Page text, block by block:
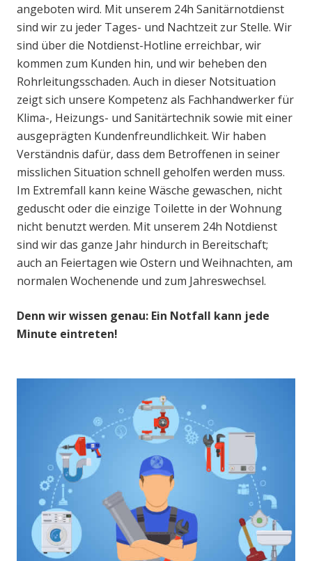
angeboten wird. Mit unserem 24h Sanitärnotdienst
sind wir zu jeder Tages- und Nachtzeit zur Stelle. Wir
sind über die Notdienst-Hotline erreichbar, wir
kommen zum Kunden hin, und wir beheben den
Rohrleitungsschaden. Auch in dieser Notsituation
zeigt sich unsere Kompetenz als Fachhandwerker für
Klima-, Heizungs- und Sanitärtechnik sowie mit einer
ausgeprägten Kundenfreundlichkeit. Wir haben
Verständnis dafür, dass dem Betroffenen in seiner
misslichen Situation schnell geholfen werden muss.
Im Extremfall kann keine Wäsche gewaschen, nicht
geduscht oder die einzige Toilette in der Wohnung
nicht benutzt werden. Mit unserem 24h Notdienst
sind wir das ganze Jahr hindurch in Bereitschaft;
auch an Feiertagen wie Ostern und Weihnachten, am
normalen Wochenende und zum Jahreswechsel.
Denn wir wissen genau: Ein Notfall kann jede
Minute eintreten!